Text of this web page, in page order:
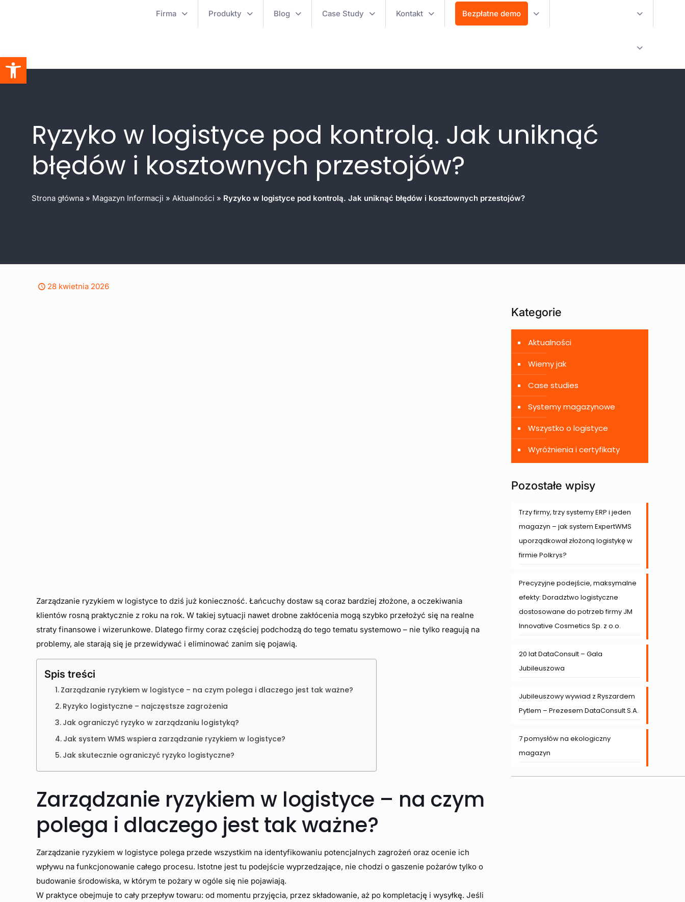
Otwórz pasek narzędzi
Firma Produkty Blog Case Study Kontakt Bezpłatne demo
Ryzyko w logistyce pod kontrolą. Jak uniknąć
błędów i kosztownych przestojów?
Strona główna » Magazyn Informacji » Aktualności » Ryzyko w logistyce pod kontrolą. Jak uniknąć błędów i kosztownych przestojów?
28 kwietnia 2026
Zarządzanie ryzykiem w logistyce to dziś już konieczność. Łańcuchy dostaw są coraz bardziej złożone, a oczekiwania
klientów rosną praktycznie z roku na rok. W takiej sytuacji nawet drobne zakłócenia mogą szybko przełożyć się na realne
straty finansowe i wizerunkowe. Dlatego firmy coraz częściej podchodzą do tego tematu systemowo – nie tylko reagują na
problemy, ale starają się je przewidywać i eliminować zanim się pojawią.
Spis treści
Zarządzanie ryzykiem w logistyce – na czym polega i dlaczego jest tak ważne?
Ryzyko logistyczne – najczęstsze zagrożenia
Jak ograniczyć ryzyko w zarządzaniu logistyką?
Jak system WMS wspiera zarządzanie ryzykiem w logistyce?
Jak skutecznie ograniczyć ryzyko logistyczne?
Zarządzanie ryzykiem w logistyce – na czym
polega i dlaczego jest tak ważne?
Zarządzanie ryzykiem w logistyce polega przede wszystkim na identyfikowaniu potencjalnych zagrożeń oraz ocenie ich
wpływu na funkcjonowanie całego procesu. Istotne jest tu podejście wyprzedzające, nie chodzi o gaszenie pożarów tylko o
budowanie środowiska, w którym te pożary w ogóle się nie pojawiają.
W praktyce obejmuje to cały przepływ towaru: od momentu przyjęcia, przez składowanie, aż po kompletację i wysyłkę. Jeśli
Kategorie
Aktualności
Wiemy jak
Case studies
Systemy magazynowe
Wszystko o logistyce
Wyróżnienia i certyfikaty
Pozostałe wpisy
Trzy firmy, trzy systemy ERP i jeden
magazyn – jak system ExpertWMS
uporządkował złożoną logistykę w
firmie Polkrys?
Precyzyjne podejście, maksymalne
efekty: Doradztwo logistyczne
dostosowane do potrzeb firmy JM
Innovative Cosmetics Sp. z o.o.
20 lat DataConsult – Gala
Jubileuszowa
Jubileuszowy wywiad z Ryszardem
Pytlem – Prezesem DataConsult S.A.
7 pomysłów na ekologiczny
magazyn